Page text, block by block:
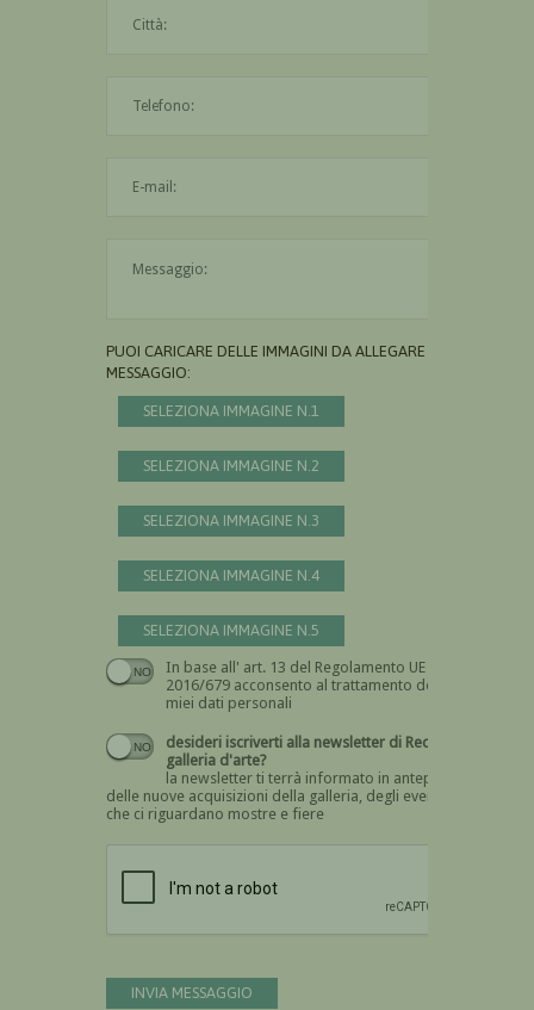
PUOI CARICARE DELLE IMMAGINI DA ALLEGARE AL
MESSAGGIO:
SELEZIONA IMMAGINE N.1
SELEZIONA IMMAGINE N.2
SELEZIONA IMMAGINE N.3
SELEZIONA IMMAGINE N.4
SELEZIONA IMMAGINE N.5
In base all' art. 13 del Regolamento UE n.
2016/679 acconsento al trattamento dei
miei dati personali
Devi dare il consenso
desideri iscriverti alla newsletter di Recta
galleria d'arte?
la newsletter ti terrà informato in anteprima
delle nuove acquisizioni della galleria, degli eventi
che ci riguardano mostre e fiere
INVIA MESSAGGIO